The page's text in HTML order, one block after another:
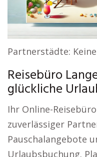
Partnerstädte:
Reisebüro
glückliche
Ihr Online-
zuverlässiger
Pauschalangebote
Urlaubsbuchung.